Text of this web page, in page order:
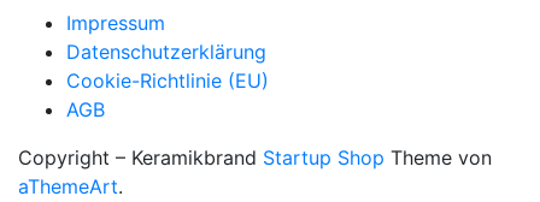
Impressum
Datenschutzerklärung
Cookie-Richtlinie (EU)
AGB
Copyright – Keramikbrand Startup Shop Theme von
aThemeArt.